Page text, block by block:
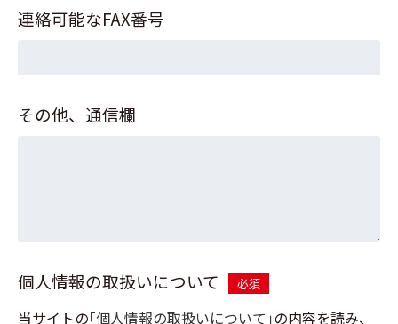
連絡可能なFAX番号
その他、通信欄
個人情報の取扱いについて 必須
当サイトの｢個人情報の取扱いについて｣の内容を読み、